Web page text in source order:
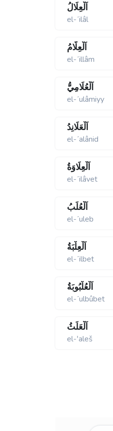
اَلْعِلَالُ
el-ʹilâl
اَلْعِلَّامُ
el-ʹillâm
اَلْعُلَامِيُّ
el-ʹulâmiyy
اَلْعَلَانِدُ
el-ʹalânid
اَلْعِلَاوَةُ
el-ʹilâvet
اَلْعُلَبُ
el-ʹuleb
اَلْعِلْبَةُ
el-ʹilbet
اَلْعُلْبُوبَةُ
el-ʹulbûbet
اَلْعَلَثُ
el-ʹaleš